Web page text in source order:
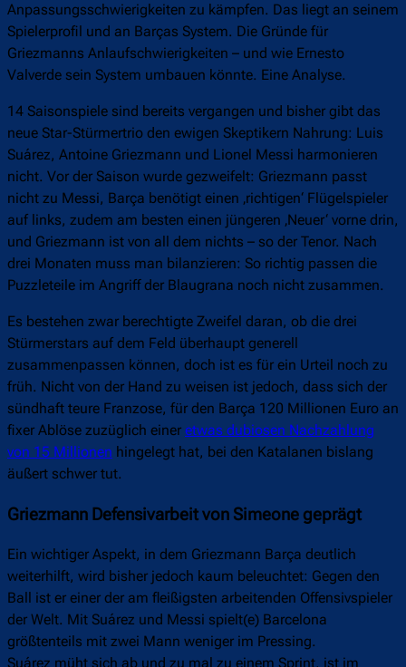
Anpassungsschwierigkeiten zu kämpfen. Das liegt an seinem
Spielerprofil und an Barças System. Die Gründe für
Griezmanns Anlaufschwierigkeiten – und wie Ernesto
Valverde sein System umbauen könnte. Eine Analyse.
14 Saisonspiele sind bereits vergangen und bisher gibt das
neue Star-Stürmertrio den ewigen Skeptikern Nahrung: Luis
Suárez, Antoine Griezmann und Lionel Messi harmonieren
nicht. Vor der Saison wurde gezweifelt: Griezmann passt
nicht zu Messi, Barça benötigt einen ‚richtigen‘ Flügelspieler
auf links, zudem am besten einen jüngeren ‚Neuer‘ vorne drin,
und Griezmann ist von all dem nichts – so der Tenor. Nach
drei Monaten muss man bilanzieren: So richtig passen die
Puzzleteile im Angriff der Blaugrana noch nicht zusammen.
Es bestehen zwar berechtigte Zweifel daran, ob die drei
Stürmerstars auf dem Feld überhaupt generell
zusammenpassen können, doch ist es für ein Urteil noch zu
früh. Nicht von der Hand zu weisen ist jedoch, dass sich der
sündhaft teure Franzose, für den Barça 120 Millionen Euro an
fixer Ablöse zuzüglich einer etwas dubiosen Nachzahlung
von 15 Millionen hingelegt hat, bei den Katalanen bislang
äußert schwer tut.
Griezmann Defensivarbeit von Simeone geprägt
Ein wichtiger Aspekt, in dem Griezmann Barça deutlich
weiterhilft, wird bisher jedoch kaum beleuchtet: Gegen den
Ball ist er einer der am fleißigsten arbeitenden Offensivspieler
der Welt. Mit Suárez und Messi spielt(e) Barcelona
größtenteils mit zwei Mann weniger im Pressing.
Suárez müht sich ab und zu mal zu einem Sprint, ist im